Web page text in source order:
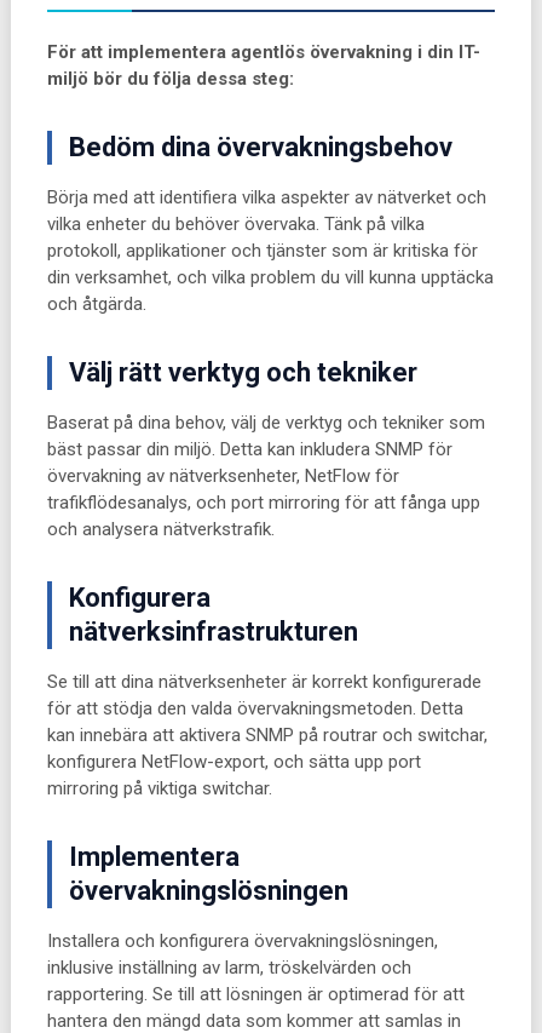
För att implementera agentlös övervakning i din IT-
miljö bör du följa dessa steg:
Bedöm dina övervakningsbehov
Börja med att identifiera vilka aspekter av nätverket och
vilka enheter du behöver övervaka. Tänk på vilka
protokoll, applikationer och tjänster som är kritiska för
din verksamhet, och vilka problem du vill kunna upptäcka
och åtgärda.
Välj rätt verktyg och tekniker
Baserat på dina behov, välj de verktyg och tekniker som
bäst passar din miljö. Detta kan inkludera SNMP för
övervakning av nätverksenheter, NetFlow för
trafikflödesanalys, och port mirroring för att fånga upp
och analysera nätverkstrafik.
Konfigurera
nätverksinfrastrukturen
Se till att dina nätverksenheter är korrekt konfigurerade
för att stödja den valda övervakningsmetoden. Detta
kan innebära att aktivera SNMP på routrar och switchar,
konfigurera NetFlow-export, och sätta upp port
mirroring på viktiga switchar.
Implementera
övervakningslösningen
Installera och konfigurera övervakningslösningen,
inklusive inställning av larm, tröskelvärden och
rapportering. Se till att lösningen är optimerad för att
hantera den mängd data som kommer att samlas in